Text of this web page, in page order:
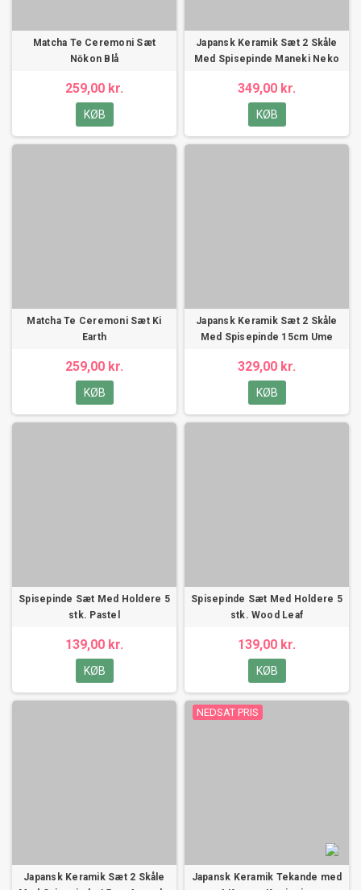
Matcha Te Ceremoni Sæt
Nōkon Blå
259,00 kr.
KØB
Japansk Keramik Sæt 2 Skåle
Med Spisepinde Maneki Neko
349,00 kr.
KØB
Matcha Te Ceremoni Sæt Ki
Earth
259,00 kr.
KØB
Japansk Keramik Sæt 2 Skåle
Med Spisepinde 15cm Ume
329,00 kr.
KØB
Spisepinde Sæt Med Holdere 5
stk. Pastel
139,00 kr.
KØB
Spisepinde Sæt Med Holdere 5
stk. Wood Leaf
139,00 kr.
KØB
Japansk Keramik Sæt 2 Skåle
NEDSAT PRIS
Japansk Keramik Tekande med